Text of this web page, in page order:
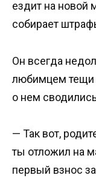
ездит на новой
собирает
Он всегда
любимцем тещи
о нем
— Так вот,
ты отложил на
первый взнос